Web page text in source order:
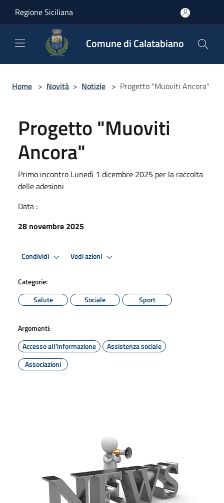
Regione Siciliana
Comune di Calatabiano
Home > Novità > Notizie > Progetto "Muoviti Ancora"
Progetto "Muoviti
Ancora"
Primo incontro Lunedì 1 dicembre 2025 per la raccolta
delle adesioni
Data :
28 novembre 2025
Condividi Vedi azioni
Categorie:
Salute
Sociale Sport
Argomenti:
Accesso all'informazione
Assistenza sociale
Associazioni